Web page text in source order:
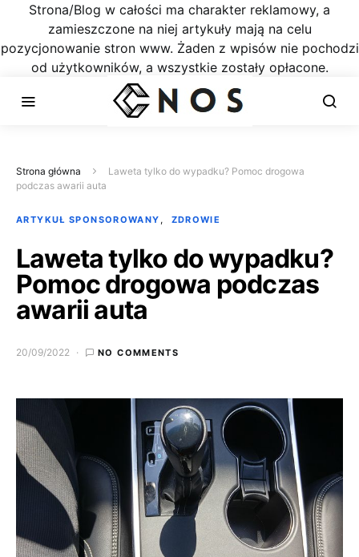
Strona/Blog w całości ma charakter reklamowy, a
zamieszczone na niej artykuły mają na celu
pozycjonowanie stron www. Żaden z wpisów nie pochodzi
od użytkowników, a wszystkie zostały opłacone.
Strona główna
Laweta tylko do wypadku? Pomoc drogowa
podczas awarii auta
ARTYKUŁ SPONSOROWANY ZDROWIE
Laweta tylko do wypadku?
Pomoc drogowa podczas
awarii auta
20/09/2022 NO COMMENTS